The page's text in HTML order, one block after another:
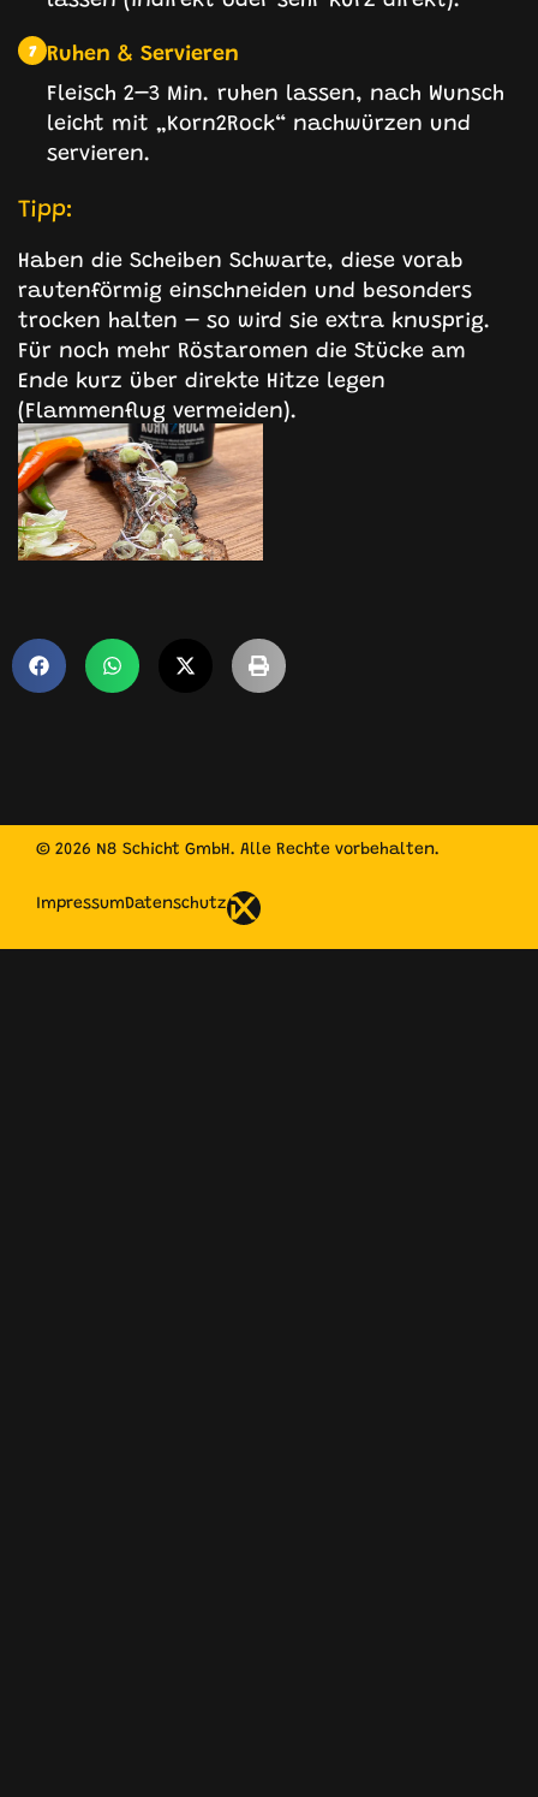
7 Ruhen & Servieren
Fleisch 2–3 Min. ruhen lassen, nach Wunsch
leicht mit „Korn2Rock“ nachwürzen und
servieren.
Tipp:
Haben die Scheiben Schwarte, diese vorab
rautenförmig einschneiden und besonders
trocken halten – so wird sie extra knusprig.
Für noch mehr Röstaromen die Stücke am
Ende kurz über direkte Hitze legen
(Flammenflug vermeiden).
© 2026 N8 Schicht GmbH. Alle Rechte vorbehalten.
ImpressumDatenschutz